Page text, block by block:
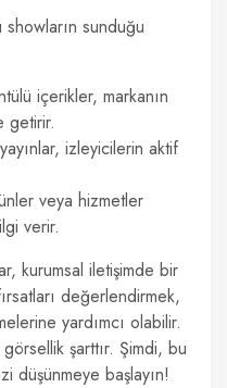
showların sunduğu
içerikler, markanın
getirir.
izleyicilerin aktif
veya hizmetler
verir.
kurumsal iletişimde bir
değerlendirmek,
yardımcı olabilir.
şarttır. Şimdi, bu
düşünmeye başlayın!